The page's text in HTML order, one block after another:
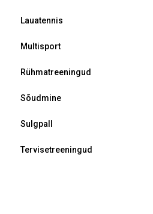
Lauatennis
Multisport
Rühmatreeningud
Sõudmine
Sulgpall
Tervisetreeningud